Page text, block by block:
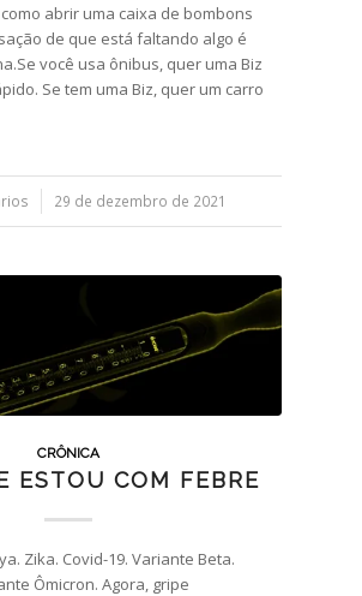
abrir uma caixa de bombons
de que está faltando algo é
você usa ônibus, quer uma Biz
Se tem uma Biz, quer um carro
29 de dezembro de 2021
CRÔNICA
ESTOU COM FEBRE
Zika. Covid-19. Variante Beta.
Ômicron. Agora, gripe